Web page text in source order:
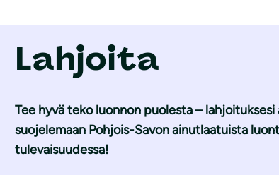
Lahjoita
Tee hyvä teko luonnon puolesta – lahjoituksesi
suojelemaan Pohjois-Savon ainutlaatuista
tulevaisuudessa!